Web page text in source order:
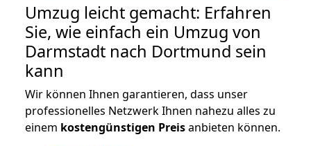
Umzug leicht gemacht: Erfahren
Sie, wie einfach ein Umzug von
Darmstadt nach Dortmund sein
kann
Wir können Ihnen garantieren, dass unser
professionelles Netzwerk Ihnen nahezu alles zu
einem kostengünstigen Preisanbieten können.